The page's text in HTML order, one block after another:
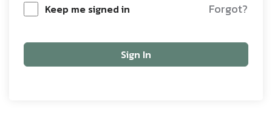
Keep me signed in Forgot?
Sign In